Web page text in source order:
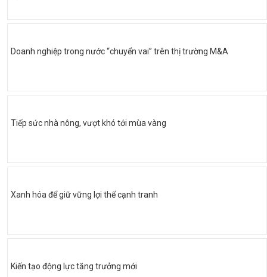
Doanh nghiệp trong nước “chuyển vai” trên thị trường M&A
Tiếp sức nhà nông, vượt khó tới mùa vàng
Xanh hóa để giữ vững lợi thế cạnh tranh
Kiến tạo động lực tăng trưởng mới